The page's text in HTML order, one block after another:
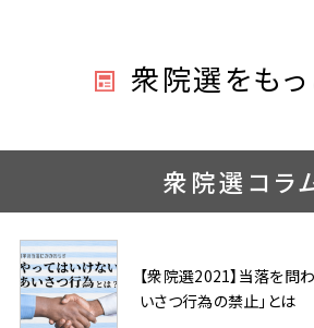
衆院選をも
衆院選コラ
【衆院選2021】当落を問
いさつ行為の禁止」とは